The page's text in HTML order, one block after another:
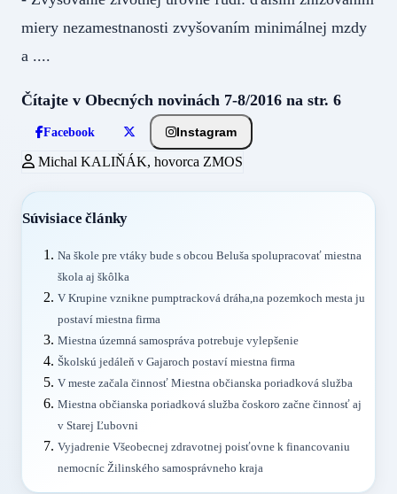
miery nezamestnanosti zvyšovaním minimálnej mzdy
a ....
Čítajte v Obecných novinách 7-8/2016 na str. 6
Facebook Instagram
Michal KALIŇÁK, hovorca ZMOS
Súvisiace články
Na škole pre vtáky bude s obcou Beluša spolupracovať miestna
škola aj škôlka
V Krupine vznikne pumptracková dráha,na pozemkoch mesta ju
postaví miestna firma
Miestna územná samospráva potrebuje vylepšenie
Školskú jedáleň v Gajaroch postaví miestna firma
V meste začala činnosť Miestna občianska poriadková služba
Miestna občianska poriadková služba čoskoro začne činnosť aj
v Starej Ľubovni
Vyjadrenie Všeobecnej zdravotnej poisťovne k financovaniu
nemocníc Žilinského samosprávneho kraja